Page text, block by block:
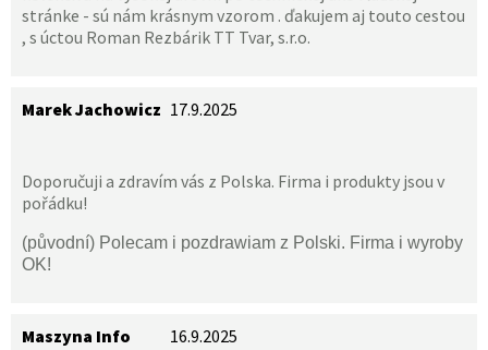
stránke - sú nám krásnym vzorom . ďakujem aj touto cestou
, s úctou Roman Rezbárik TT Tvar, s.r.o.
Marek Jachowicz 17.9.2025
Doporučuji a zdravím vás z Polska. Firma i produkty jsou v
pořádku!
(původní) Polecam i pozdrawiam z Polski. Firma i wyroby
OK!
Maszyna Info 16.9.2025